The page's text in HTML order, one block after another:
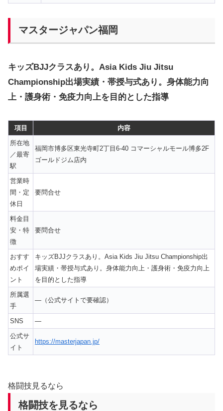
マスタージャパン福岡
キッズBJJクラスあり。Asia Kids Jiu Jitsu
Championship出場実績・帯授与式あり。身体能力向
上・護身術・免疫力向上を目的とした指導
項目
内容
所在地
／最寄
駅
福岡市博多区東光寺町2丁目6-40 コマーシャルモール博多2F
ゴールドジム店内
営業時
間・定
休日
要問合せ
料金目
安・特
徴
要問合せ
おすす
めポイ
ント
キッズBJJクラスあり。Asia Kids Jiu Jitsu Championship出
場実績・帯授与式あり。身体能力向上・護身術・免疫力向上
を目的とした指導
所属選
手
—（公式サイトで要確認）
SNS
—
公式サ
イト
https://masterjapan.jp/
格闘技見るなら
格闘技を見るなら